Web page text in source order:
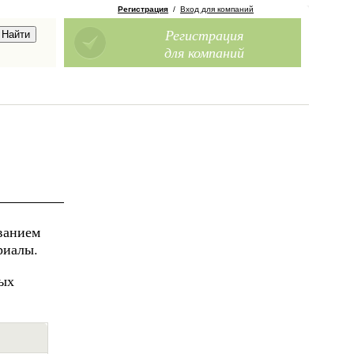
Регистрация / Вход для компаний
Регистрация
для компаний